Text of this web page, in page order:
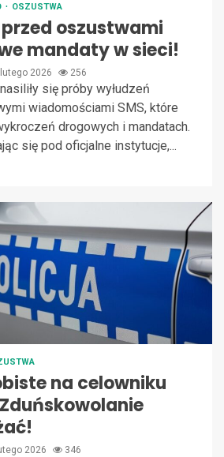
OSZUSTWA
oszustwami
mandaty w sieci!
2026 256
się próby wyłudzeń
wiadomościami SMS, które
drogowych i mandatach.
się pod oficjalne instytucje,...
na celowniku
2026 346